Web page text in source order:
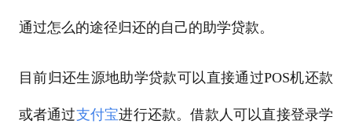
通过怎么的途径归还的自己的助学贷款。
目前归还生源地助学贷款可以直接通过POS机还款
或者通过支付宝进行还款。借款人可以直接登录学